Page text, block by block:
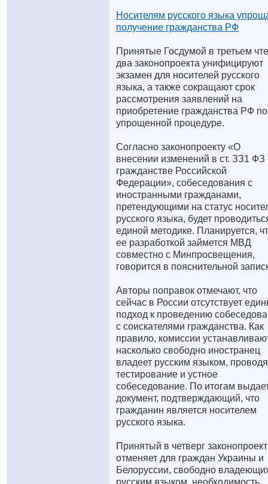
Носителям русского языка
получение гражданства РФ
Принятые Госдумой в третьем
два законопроекта унифицируют
экзамен для носителей русского
языка, а также сокращают срок
рассмотрения заявлений на
приобретение гражданства РФ по
упрощенной процедуре.
Согласно законопроекту «О
внесении изменений в ст. ЗЗ1
гражданстве Российской
Федерации», собеседования с
иностранными гражданами,
претендующими на статус
русского языка, будет
единой методике. Планируется,
ее разработкой займется МВД
совместно с Минпросвещения,
говорится в пояснительной
Авторы поправок отмечают, что
сейчас в России отсутствует
подход к проведению
с соискателями гражданства. Как
правило, комиссии
насколько свободно иностранец
владеет русским языком, проводя
тестирование и устное
собеседование. По итогам
документ, подтверждающий, что
гражданин является носителем
русского языка.
Принятый в четверг законопроект
отменяет для граждан Украины и
Белоруссии, свободно
русским языком, необходимость